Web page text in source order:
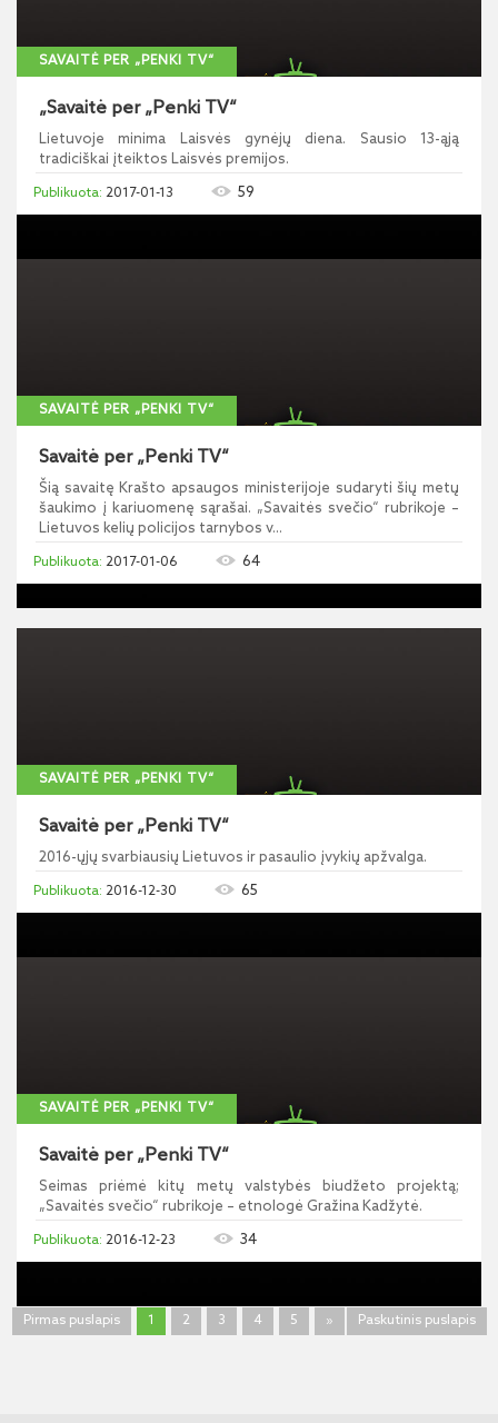
SAVAITĖ PER „PENKI TV“
„Savaitė per „Penki TV“
Lietuvoje minima Laisvės gynėjų diena. Sausio 13-ąją
tradiciškai įteiktos Laisvės premijos.
2017-01-13 59
SAVAITĖ PER „PENKI TV“
Savaitė per „Penki TV“
Šią savaitę Krašto apsaugos ministerijoje sudaryti šių metų
šaukimo į kariuomenę sąrašai. „Savaitės svečio“ rubrikoje –
Lietuvos kelių policijos tarnybos v...
2017-01-06 64
SAVAITĖ PER „PENKI TV“
Savaitė per „Penki TV“
2016-ųjų svarbiausių Lietuvos ir pasaulio įvykių apžvalga.
2016-12-30 65
SAVAITĖ PER „PENKI TV“
Savaitė per „Penki TV“
Seimas priėmė kitų metų valstybės biudžeto projektą;
„Savaitės svečio“ rubrikoje – etnologė Gražina Kadžytė.
2016-12-23 34
Pirmas puslapis 1 2 3 4 5 » Paskutinis puslapis